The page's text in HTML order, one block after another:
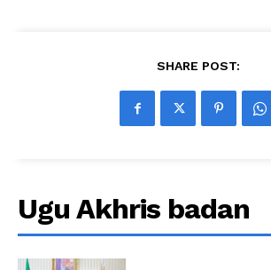
SHARE POST:
Ugu Akhris badan